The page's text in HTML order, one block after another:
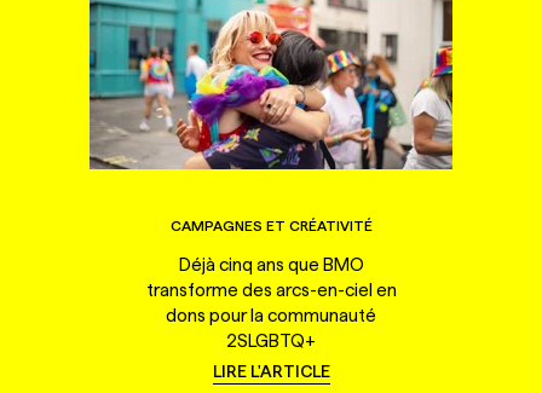
CAMPAGNES ET CRÉATIVITÉ
Déjà cinq ans que BMO
transforme des arcs-en-ciel en
dons pour la communauté
2SLGBTQ+
LIRE L'ARTICLE